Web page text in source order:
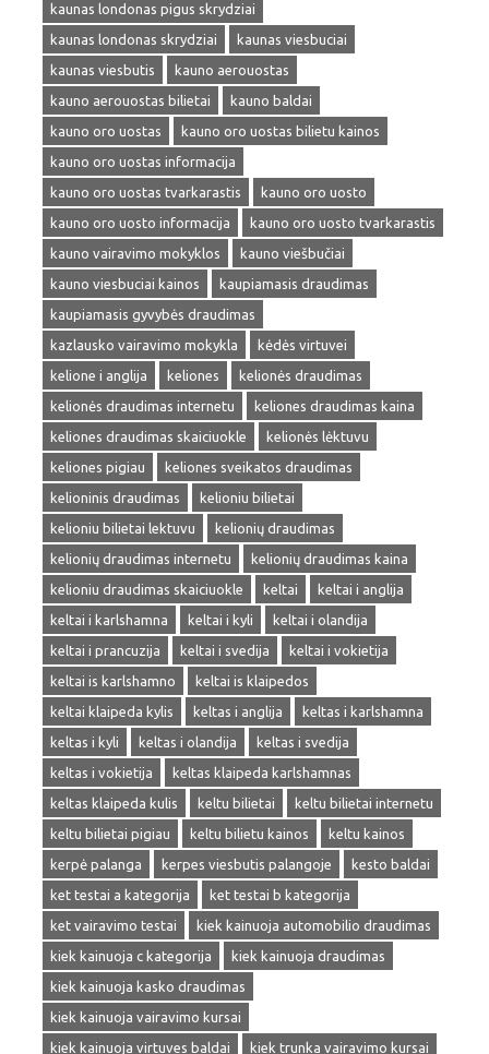
kaunas londonas pigus skrydziai
kaunas londonas skrydziai
kaunas viesbuciai
kaunas viesbutis
kauno aerouostas
kauno aerouostas bilietai
kauno baldai
kauno oro uostas
kauno oro uostas bilietu kainos
kauno oro uostas informacija
kauno oro uostas tvarkarastis
kauno oro uosto
kauno oro uosto informacija
kauno oro uosto tvarkarastis
kauno vairavimo mokyklos
kauno viešbučiai
kauno viesbuciai kainos
kaupiamasis draudimas
kaupiamasis gyvybės draudimas
kazlausko vairavimo mokykla
kėdės virtuvei
kelione i anglija
keliones
kelionės draudimas
kelionės draudimas internetu
keliones draudimas kaina
keliones draudimas skaiciuokle
kelionės lėktuvu
keliones pigiau
keliones sveikatos draudimas
kelioninis draudimas
kelioniu bilietai
kelioniu bilietai lektuvu
kelionių draudimas
kelionių draudimas internetu
kelionių draudimas kaina
kelioniu draudimas skaiciuokle
keltai
keltai i anglija
keltai i karlshamna
keltai i kyli
keltai i olandija
keltai i prancuzija
keltai i svedija
keltai i vokietija
keltai is karlshamno
keltai is klaipedos
keltai klaipeda kylis
keltas i anglija
keltas i karlshamna
keltas i kyli
keltas i olandija
keltas i svedija
keltas i vokietija
keltas klaipeda karlshamnas
keltas klaipeda kulis
keltu bilietai
keltu bilietai internetu
keltu bilietai pigiau
keltu bilietu kainos
keltu kainos
kerpė palanga
kerpes viesbutis palangoje
kesto baldai
ket testai a kategorija
ket testai b kategorija
ket vairavimo testai
kiek kainuoja automobilio draudimas
kiek kainuoja c kategorija
kiek kainuoja draudimas
kiek kainuoja kasko draudimas
kiek kainuoja vairavimo kursai
kiek kainuoja virtuves baldai
kiek trunka vairavimo kursai